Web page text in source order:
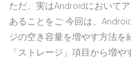
ただ、実はAndroidにおいて
あることをご 今回は、
ジの空き容量を増やす方法
「ストレージ」項目から増や